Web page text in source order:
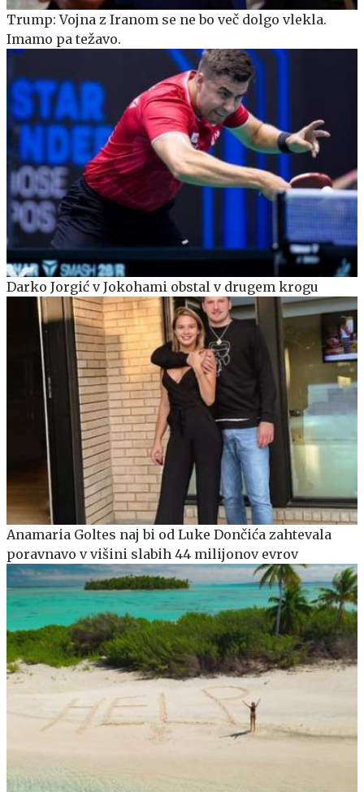
Trump: Vojna z Iranom se ne bo več dolgo vlekla.
Imamo pa težavo.
Darko Jorgić v Jokohami obstal v drugem krogu
Anamaria Goltes naj bi od Luke Dončića zahtevala
poravnavo v višini slabih 44 milijonov evrov